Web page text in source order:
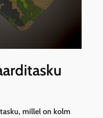
millel on kolm